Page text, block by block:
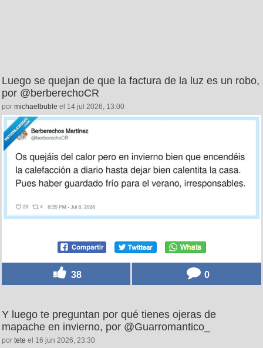
Luego se quejan de que la factura de la luz es un robo,
por @berberechoCR
por michaelbuble el 14 jul 2026, 13:00
38 0
Y luego te preguntan por qué tienes ojeras de
mapache en invierno, por @Guarromantico_
por tete el 16 jun 2026, 23:30